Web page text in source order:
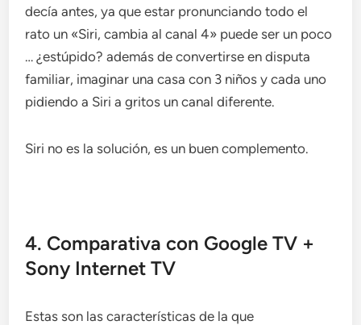
decía antes, ya que estar pronunciando todo el
rato un «Siri, cambia al canal 4» puede ser un poco
… ¿estúpido? además de convertirse en disputa
familiar, imaginar una casa con 3 niños y cada uno
pidiendo a Siri a gritos un canal diferente.
Siri no es la solución, es un buen complemento.
4. Comparativa con Google TV +
Sony Internet TV
Estas son las características de la que